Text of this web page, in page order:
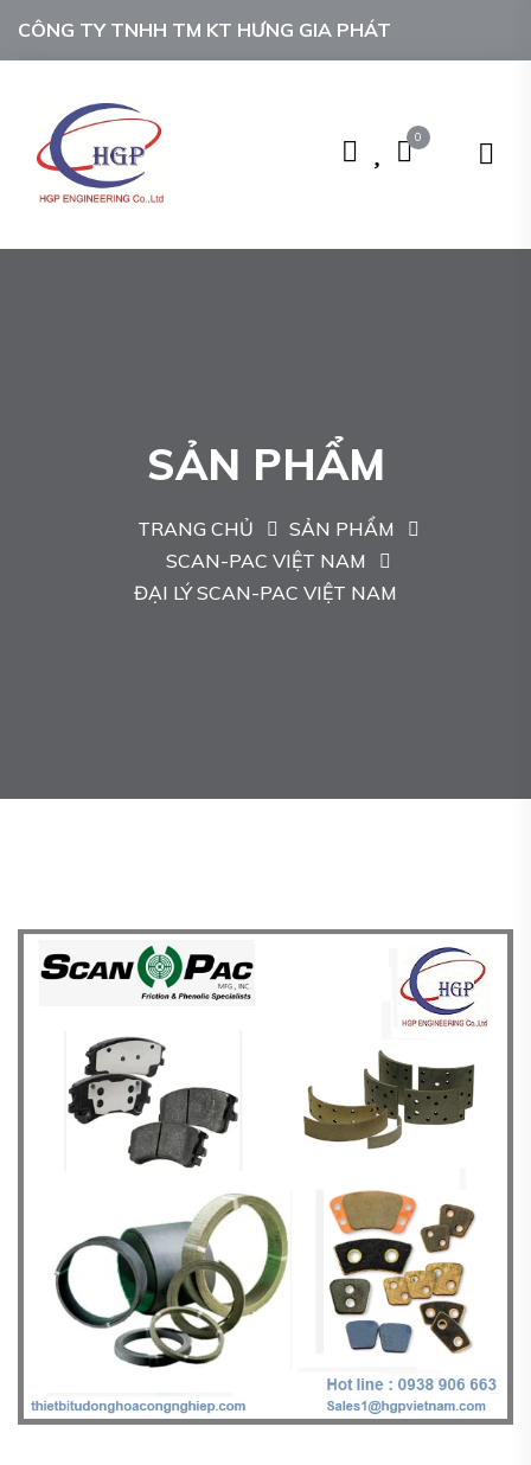
CÔNG TY TNHH TM KT HƯNG GIA PHÁT
0
SẢN PHẨM
TRANG CHỦ
SẢN PHẨM
SCAN-PAC VIỆT NAM
ĐẠI LÝ SCAN-PAC VIỆT NAM